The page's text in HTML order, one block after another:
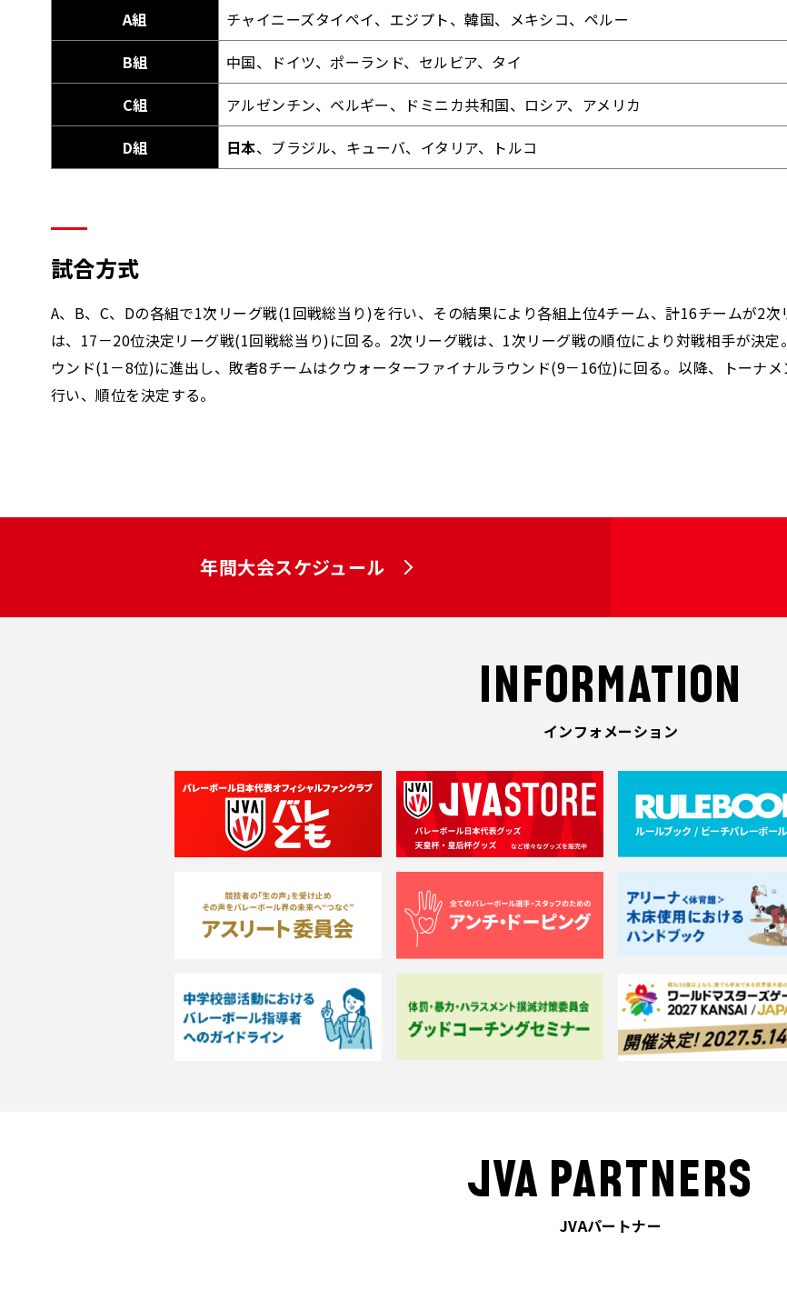
A組
チャイニーズタイペイ、エジプト、韓国、メキシコ、ペルー
B組
中国、ドイツ、ポーランド、セルビア、タイ
C組
アルゼンチン、ベルギー、ドミニカ共和国、ロシア、アメリカ
D組
日本、ブラジル、キューバ、イタリア、トルコ
試合方式
A、B、C、Dの各組で1次リーグ戦(1回戦総当り)を行い、その結果により各組上位4チーム、計16チームが2
は、17－20位決定リーグ戦(1回戦総当り)に回る。2次リーグ戦は、1次リーグ戦の順位により対戦相手が決
ウンド(1－8位)に進出し、敗者8チームはクウォーターファイナルラウンド(9－16位)に回る。以降、トーナ
行い、順位を決定する。
年間大会スケジュール
INFORMATION
インフォメーション
JVA PARTNERS
JVAパートナー